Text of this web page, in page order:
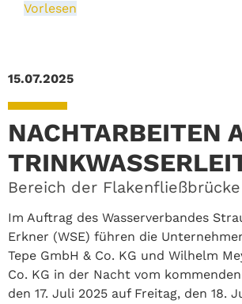
Vorlesen
15.07.2025
NACHTARBEITEN
Bereich der
Im Auftrag des Wasserverbandes
Erkner (WSE) führen die
Tepe GmbH & Co. KG und Wilhelm
Co. KG in der Nacht vom
den 17. Juli 2025 auf Freitag, den 18.